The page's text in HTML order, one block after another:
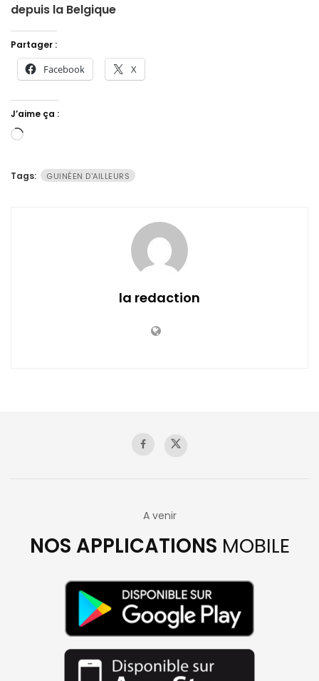
depuis la Belgique
Partager :
Facebook X
J’aime ça :
Chargement…
Tags: GUINÉEN D'AILLEURS
la redaction
A venir
NOS APPLICATIONS MOBILE